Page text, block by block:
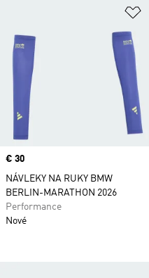
Price
€ 30
NÁVLEKY NA RUKY BMW
BERLIN-MARATHON 2026
Performance
Nové